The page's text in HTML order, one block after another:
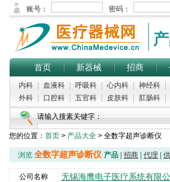
首页 新器械 招商
内科 血液科 呼吸科 心内科 神经科
外科
口腔科 五官科 皮肤科 肛肠科
请输入搜素关键字：
您的位置： 首页 > 产品大全 > 全数字超声诊断仪
浏览 全数字超声诊断仪 产品 招商 代理
公司名称 无锡海鹰电子医疗系统有限